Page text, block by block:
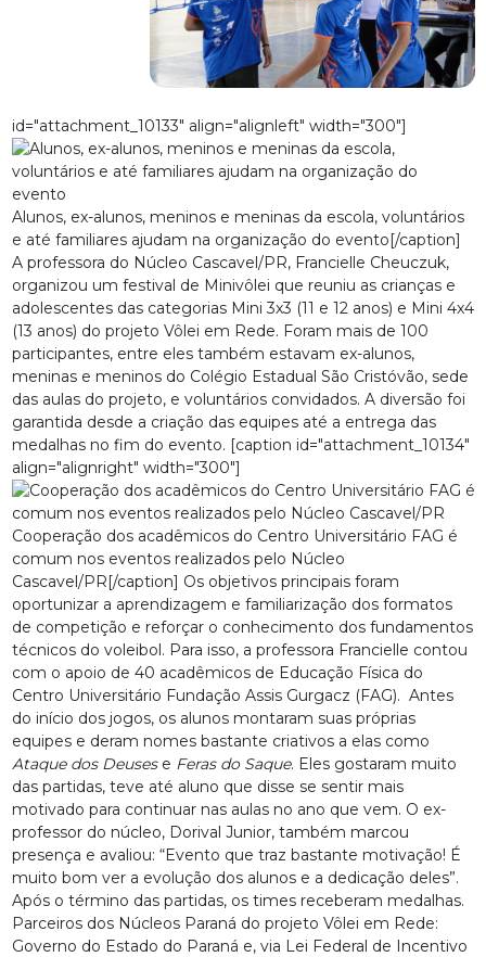
id="attachment_10133" align="alignleft" width="300"]
Alunos, ex-alunos, meninos e meninas da escola, voluntários
e até familiares ajudam na organização do evento[/caption]
A professora do Núcleo Cascavel/PR, Francielle Cheuczuk,
organizou um festival de Minivôlei que reuniu as crianças e
adolescentes das categorias Mini 3x3 (11 e 12 anos) e Mini 4x4
(13 anos) do projeto Vôlei em Rede. Foram mais de 100
participantes, entre eles também estavam ex-alunos,
meninas e meninos do Colégio Estadual São Cristóvão, sede
das aulas do projeto, e voluntários convidados. A diversão foi
garantida desde a criação das equipes até a entrega das
medalhas no fim do evento. [caption id="attachment_10134"
align="alignright" width="300"]
Cooperação dos acadêmicos do Centro Universitário FAG é
comum nos eventos realizados pelo Núcleo
Cascavel/PR[/caption] Os objetivos principais foram
oportunizar a aprendizagem e familiarização dos formatos
de competição e reforçar o conhecimento dos fundamentos
técnicos do voleibol. Para isso, a professora Francielle contou
com o apoio de 40 acadêmicos de Educação Física do
Centro Universitário Fundação Assis Gurgacz (FAG). Antes
do início dos jogos, os alunos montaram suas próprias
equipes e deram nomes bastante criativos a elas como
Ataque dos Deusese Feras do Saque. Eles gostaram muito
das partidas, teve até aluno que disse se sentir mais
motivado para continuar nas aulas no ano que vem. O ex-
professor do núcleo, Dorival Junior, também marcou
presença e avaliou: “Evento que traz bastante motivação! É
muito bom ver a evolução dos alunos e a dedicação deles”.
Após o término das partidas, os times receberam medalhas.
Parceiros dos Núcleos Paraná do projeto Vôlei em Rede:
Governo do Estado do Paraná e, via Lei Federal de Incentivo